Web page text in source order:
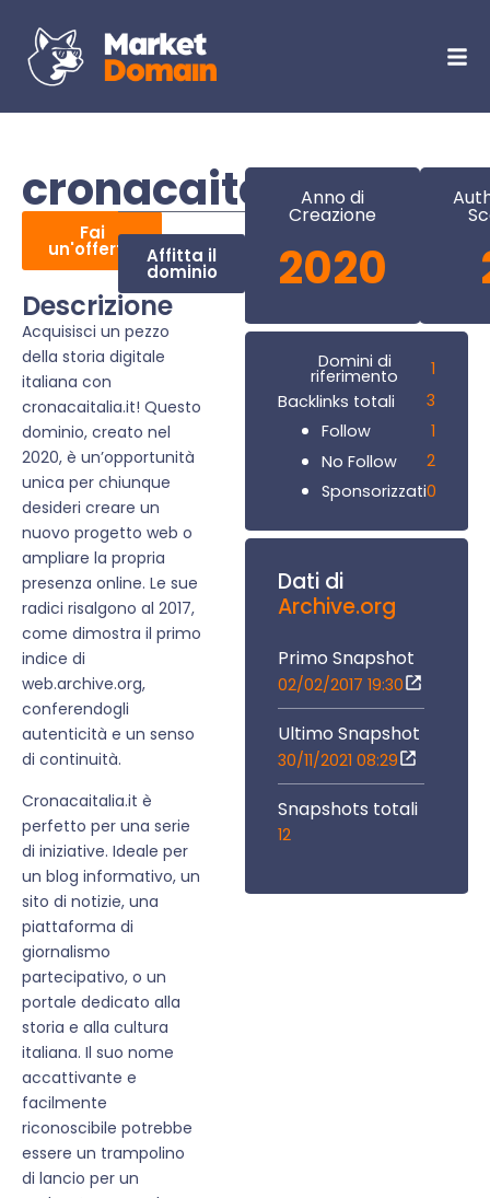
cronacaitalia.it
Fai
un'offerta Affitta il
dominio
Descrizione
Acquisisci un pezzo
della storia digitale
italiana con
cronacaitalia.it! Questo
dominio, creato nel
2020, è un’opportunità
unica per chiunque
desideri creare un
nuovo progetto web o
ampliare la propria
presenza online. Le sue
radici risalgono al 2017,
come dimostra il primo
indice di
web.archive.org,
conferendogli
autenticità e un senso
di continuità.
Cronacaitalia.it è
perfetto per una serie
di iniziative. Ideale per
un blog informativo, un
sito di notizie, una
piattaforma di
giornalismo
partecipativo, o un
portale dedicato alla
storia e alla cultura
italiana. Il suo nome
accattivante e
facilmente
riconoscibile potrebbe
essere un trampolino
di lancio per un
Anno di
Creazione
2020
Domini di
riferimento
1
Backlinks totali
3
Follow
1
No Follow
2
Sponsorizzati0
Dati di
Archive.org
Primo Snapshot
02/02/2017 19:30
Ultimo Snapshot
30/11/2021 08:29
Snapshots totali
12